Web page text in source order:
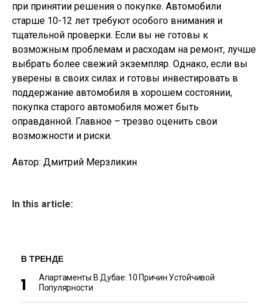
при принятии решения о покупке. Автомобили
старше 10-12 лет требуют особого внимания и
тщательной проверки. Если вы не готовы к
возможным проблемам и расходам на ремонт, лучше
выбрать более свежий экземпляр. Однако, если вы
уверены в своих силах и готовы инвестировать в
поддержание автомобиля в хорошем состоянии,
покупка старого автомобиля может быть
оправданной. Главное – трезво оценить свои
возможности и риски.
Автор: Дмитрий Мерзликин
In this article:
В ТРЕНДЕ
Апартаменты В Дубае: 10 Причин Устойчивой
Популярности